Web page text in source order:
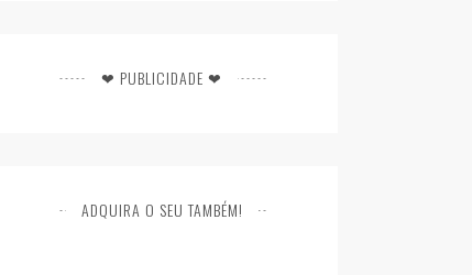
❤ PUBLICIDADE ❤
ADQUIRA O SEU TAMBÉM!